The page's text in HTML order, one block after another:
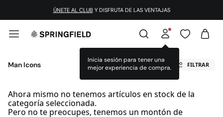
ÚNETE AL CLUB Y DISFRUTA DE LAS VENTAJAS
Inicia sesión para tener una
mejor experiencia de compra.
Man Icons FILTRAR
Ahora mismo no tenemos artículos en stock de la
categoría seleccionada.
Pero no te preocupes, tenemos un montón de